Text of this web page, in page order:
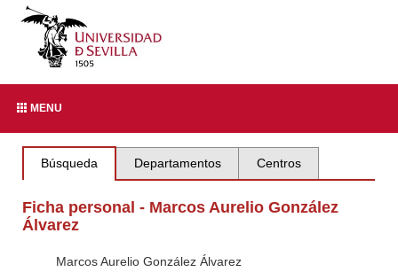
MENU
Búsqueda Departamentos Centros
Ficha personal - Marcos Aurelio González
Álvarez
Marcos Aurelio González Álvarez